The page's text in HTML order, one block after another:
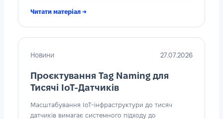
Читати матеріал →
Новини 27.07.2026
Проєктування Tag Naming для
Тисячі IoT-Датчиків
Масштабування IoT-інфраструктури до тисяч
датчиків вимагає системного підходу до